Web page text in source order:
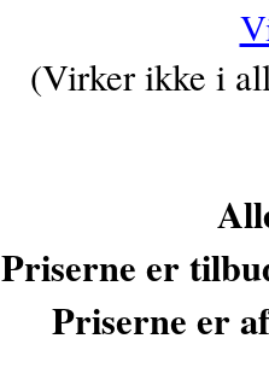
(Virker ikke i
Priserne er
Priserne er